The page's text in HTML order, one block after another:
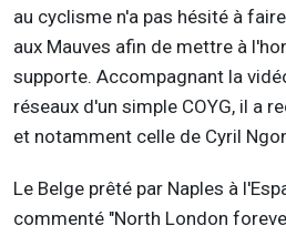
au cyclisme n'a pas hésité à
aux Mauves afin de mettre à
supporte. Accompagnant la
réseaux d'un simple COYG, il a
et notamment celle de Cyril
Le Belge prêté par Naples à
commenté "North London